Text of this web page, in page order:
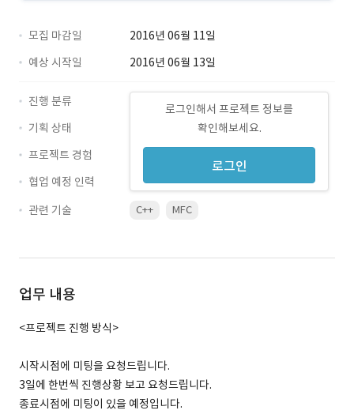
모집 마감일
2016년 06월 11일
예상 시작일
2016년 06월 13일
로그인해서 프로젝트 정보를
확인해보세요.
로그인
진행 분류
기획 상태
프로젝트 경험
협업 예정 인력
관련 기술
C++ MFC
업무 내용
<프로젝트 진행 방식>
시작시점에 미팅을 요청드립니다.
3일에 한번씩 진행상황 보고 요청드립니다.
종료시점에 미팅이 있을 예정입니다.